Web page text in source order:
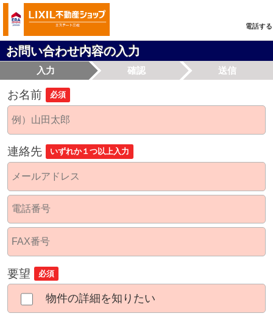
電話する
お問い合わせ内容の入力
入力 確認 送信
お名前 必須
連絡先 いずれか１つ以上入力
要望 必須
物件の詳細を知りたい